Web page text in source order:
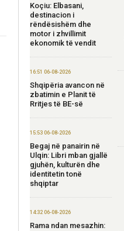
Koçiu: Elbasani,
destinacion i
rëndësishëm dhe
motor i zhvillimit
ekonomik të vendit
16:51 06-08-2026
Shqipëria avancon në
zbatimin e Planit të
Rritjes të BE-së
15:53 06-08-2026
Begaj në panairin në
Ulqin: Libri mban gjallë
gjuhën, kulturën dhe
identitetin tonë
shqiptar
14:32 06-08-2026
Rama ndan mesazhin: